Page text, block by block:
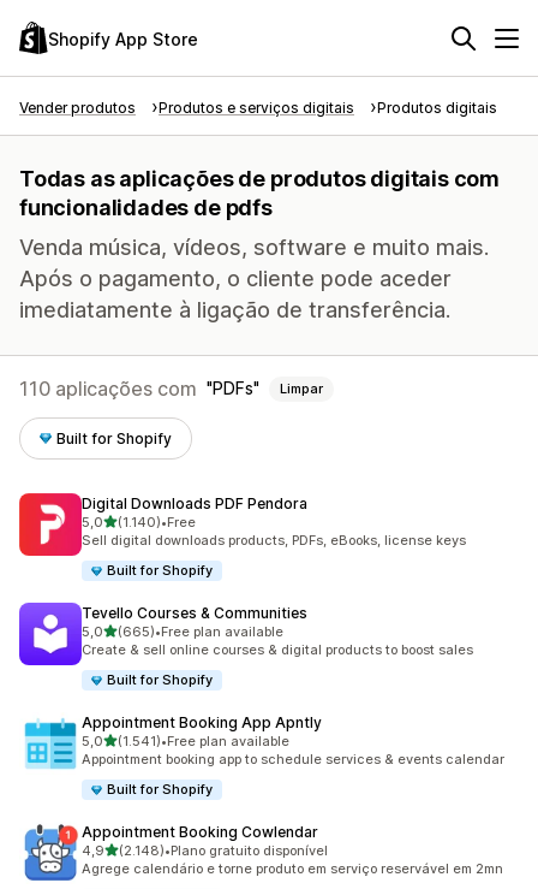
Shopify App Store
Vender produtos Produtos e serviços digitais Produtos digitais
Todas as aplicações de produtos digitais com
funcionalidades de pdfs
Venda música, vídeos, software e muito mais.
Após o pagamento, o cliente pode aceder
imediatamente à ligação de transferência.
110 aplicações com PDFs Limpar
Built for Shopify
Digital Downloads PDF Pendora
5,0de 5 estrelas
(1.140)
1140 total de avaliações
•Free
Sell digital downloads products, PDFs, eBooks, license keys
Built for Shopify
Tevello Courses & Communities
5,0de 5 estrelas
(665)
665 total de avaliações
•Free plan available
Create & sell online courses & digital products to boost sales
Built for Shopify
Appointment Booking App Apntly
5,0de 5 estrelas
(1.541)
1541 total de avaliações
•Free plan available
Appointment booking app to schedule services & events calendar
Built for Shopify
Appointment Booking Cowlendar
4,9de 5 estrelas
(2.148)
2148 total de avaliações
•Plano gratuito disponível
Agrege calendário e torne produto em serviço reservável em 2mn